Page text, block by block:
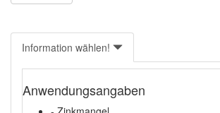
Information wählen!
Anwendungsangaben